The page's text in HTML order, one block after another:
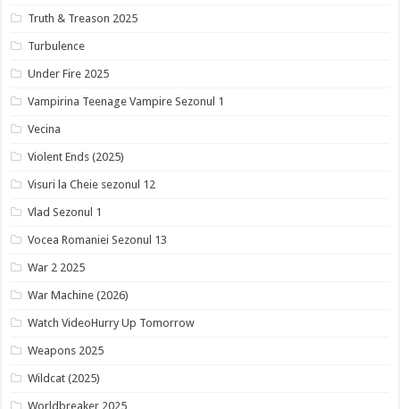
Truth & Treason 2025
Turbulence
Under Fire 2025
Vampirina Teenage Vampire Sezonul 1
Vecina
Violent Ends (2025)
Visuri la Cheie sezonul 12
Vlad Sezonul 1
Vocea Romaniei Sezonul 13
War 2 2025
War Machine (2026)
Watch VideoHurry Up Tomorrow
Weapons 2025
Wildcat (2025)
Worldbreaker 2025